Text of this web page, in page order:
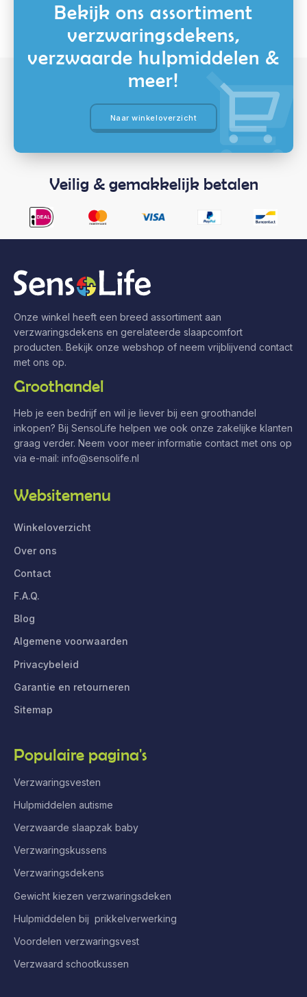
Bekijk ons assortiment
verzwaringsdekens,
verzwaarde hulpmiddelen &
meer!
Naar winkeloverzicht
Veilig & gemakkelijk betalen
Onze winkel heeft een breed assortiment aan
verzwaringsdekens en gerelateerde slaapcomfort
producten. Bekijk onze webshop of neem vrijblijvend contact
met ons op.
Groothandel
Heb je een bedrijf en wil je liever bij een groothandel
inkopen? Bij SensoLife helpen we ook onze zakelijke klanten
graag verder. Neem voor meer informatie contact met ons op
via e-mail: info@sensolife.nl
Websitemenu
Winkeloverzicht
Over ons
Contact
F.A.Q.
Blog
Algemene voorwaarden
Privacybeleid
Garantie en retourneren
Sitemap
Populaire pagina's
Verzwaringsvesten
Hulpmiddelen autisme
Verzwaarde slaapzak baby
Verzwaringskussens
Verzwaringsdekens
Gewicht kiezen verzwaringsdeken
Hulpmiddelen bij prikkelverwerking
Voordelen verzwaringsvest
Verzwaard schootkussen